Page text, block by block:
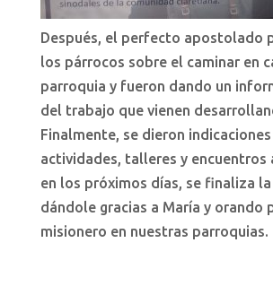
Después, el perfecto apostolado
los párrocos sobre el caminar en
parroquia y fueron dando un
del trabajo que vienen
Finalmente, se dieron
actividades, talleres y encuentros
en los próximos días, se finaliza
dándole gracias a María y orando
misionero en nuestras parroquias.